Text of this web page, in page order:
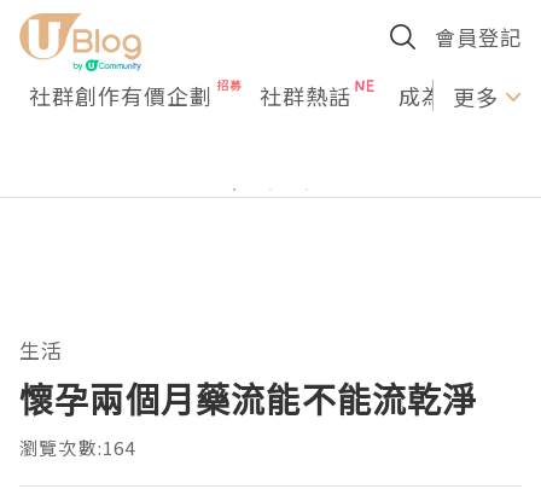
會員登記
社群創作有價企劃 社群熱話 成為U更多
生活
懷孕兩個月藥流能不能流乾淨
瀏覽次數:164